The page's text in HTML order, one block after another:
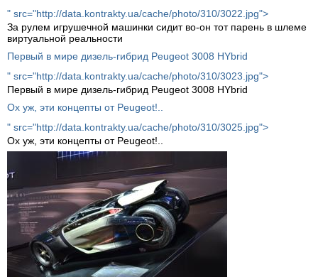
" src="http://data.kontrakty.ua/cache/photo/310/3022.jpg">
За рулем игрушечной машинки сидит во-он тот парень в шлеме
виртуальной реальности
Первый в мире дизель-гибрид Peugeot 3008 HYbrid
" src="http://data.kontrakty.ua/cache/photo/310/3023.jpg">
Первый в мире дизель-гибрид Peugeot 3008 HYbrid
Ох уж, эти концепты от Peugeot!..
" src="http://data.kontrakty.ua/cache/photo/310/3025.jpg">
Ох уж, эти концепты от Peugeot!..